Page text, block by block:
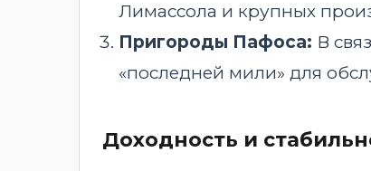
Лимассола и крупных
Пригороды Пафоса: В
«последней мили» для
Доходность и